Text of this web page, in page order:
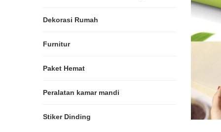
Dekorasi Rumah
Furnitur
Paket Hemat
Peralatan kamar mandi
Stiker Dinding